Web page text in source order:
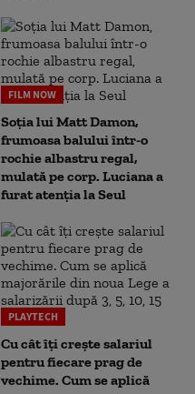
FILM NOW
Soția lui Matt Damon,
frumoasa balului într-o
rochie albastru regal,
mulată pe corp. Luciana a
furat atenția la Seul
PLAYTECH
Cu cât îți crește salariul
pentru fiecare prag de
vechime. Cum se aplică